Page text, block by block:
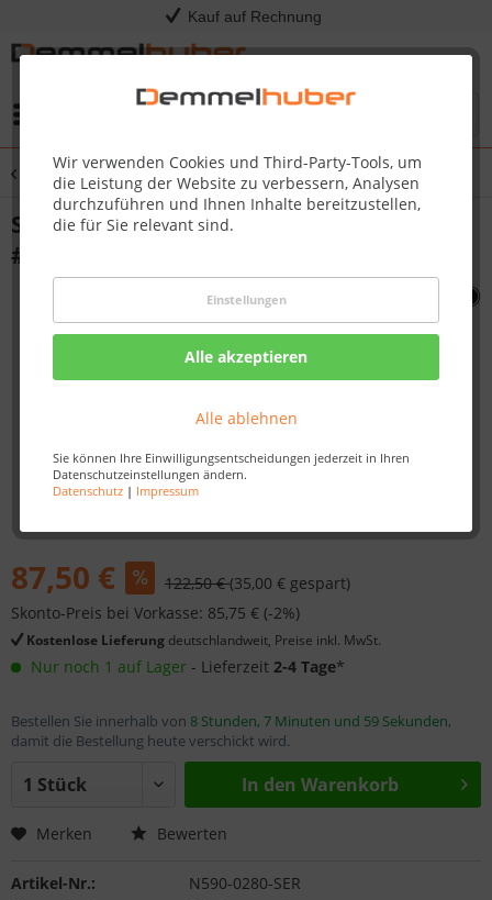
Kauf auf Rechnung
Wir verwenden Cookies und Third-Party-Tools, um
die Leistung der Website zu verbessern, Analysen
durchzuführen und Ihnen Inhalte bereitzustellen,
die für Sie relevant sind.
Einstellungen
Alle akzeptieren
Alle ablehnen
Sie können Ihre Einwilligungsentscheidungen jederzeit in Ihren
Datenschutzeinstellungen ändern.
Datenschutz| Impressum
Übersicht Sonstige Ersatzteile
SIDE SHELF RIGHT BLK R425SIBP BE
#N590-0280-SER
87,50 € 122,50 €(35,00 € gespart)
Skonto-Preis bei Vorkasse: 85,75 € (-2%)
Kostenlose Lieferung deutschlandweit, Preise inkl. MwSt.
Nur noch 1 auf Lager - Lieferzeit 2-4 Tage*
Bestellen Sie innerhalb von 8 Stunden, 7 Minuten und 59 Sekunden,
damit die Bestellung heute verschickt wird.
In den Warenkorb
Merken Bewerten
Artikel-Nr.:
N590-0280-SER